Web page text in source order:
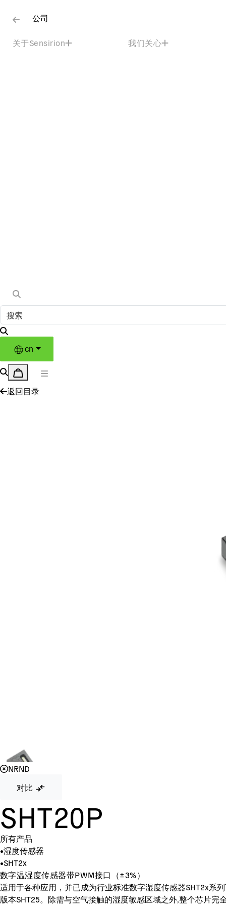
公司
关于Sensirion 我们关心
cn
返回目录
NRND
对比
SHT20P
所有产品
•湿度传感器
•SHT2x
数字温湿度传感器带PWM接口（±3%）
适用于各种应用，并已成为行业标准数字湿度传感器SHT2x系
版本SHT25。除需与空气接触的湿度敏感区域之外,整个芯片